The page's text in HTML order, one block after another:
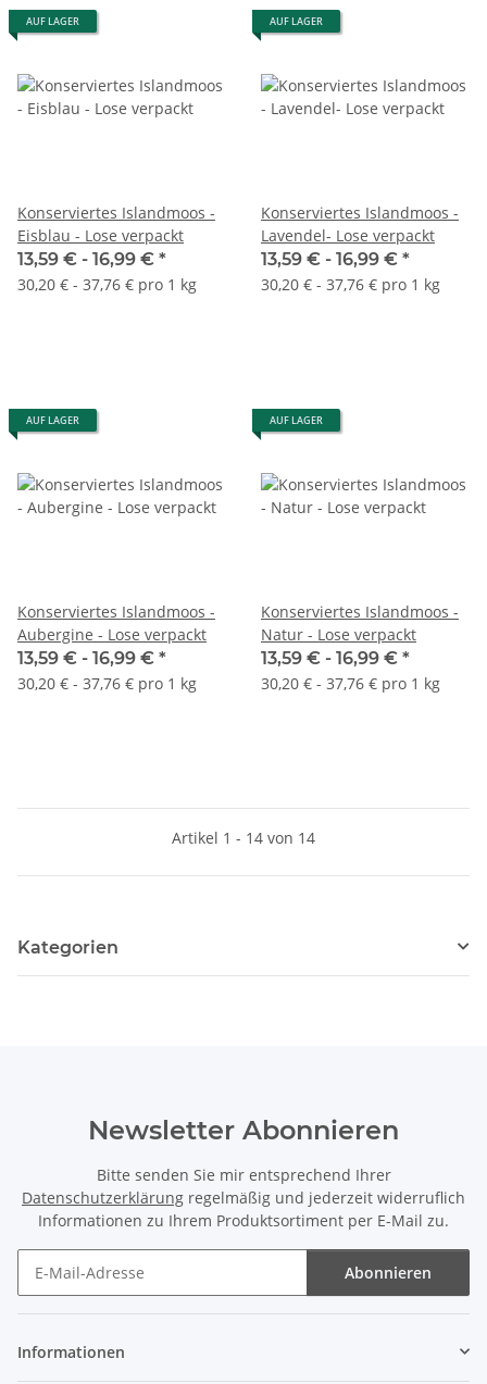
AUF LAGER
Konserviertes Islandmoos -
Eisblau - Lose verpackt
13,59 € - 16,99 € *
30,20 € - 37,76 € pro 1 kg
AUF LAGER
Konserviertes Islandmoos -
Lavendel- Lose verpackt
13,59 € - 16,99 € *
30,20 € - 37,76 € pro 1 kg
AUF LAGER
Konserviertes Islandmoos -
Aubergine - Lose verpackt
13,59 € - 16,99 € *
30,20 € - 37,76 € pro 1 kg
AUF LAGER
Konserviertes Islandmoos -
Natur - Lose verpackt
13,59 € - 16,99 € *
30,20 € - 37,76 € pro 1 kg
Artikel 1 - 14 von 14
Kategorien
Newsletter Abonnieren
Bitte senden Sie mir entsprechend Ihrer
Datenschutzerklärung regelmäßig und jederzeit widerruflich
Informationen zu Ihrem Produktsortiment per E-Mail zu.
Abonnieren
Informationen